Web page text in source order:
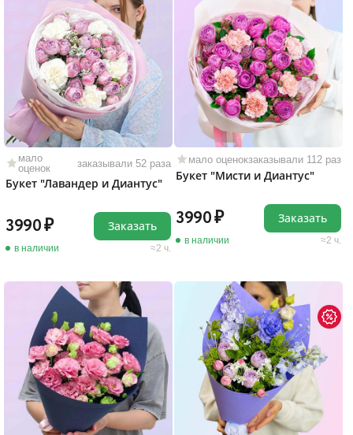
мало
оценок
заказывали 52 раза
Букет "Лавандер и Диантус"
3990
в наличии 2 ч.
Заказать
мало оценокзаказывали 112 раз
Букет "Мисти и Диантус"
3990
в наличии 2 ч.
Заказать